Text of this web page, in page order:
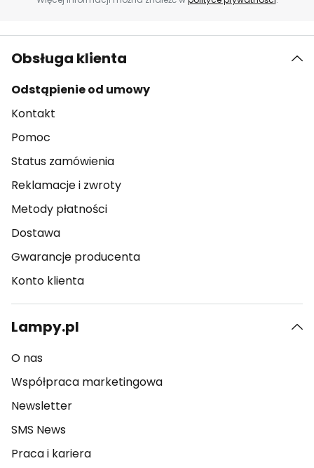
Obsługa klienta
Odstąpienie od umowy
Kontakt
Pomoc
Status zamówienia
Reklamacje i zwroty
Metody płatności
Dostawa
Gwarancje producenta
Konto klienta
Lampy.pl
O nas
Współpraca marketingowa
Newsletter
SMS News
Praca i kariera